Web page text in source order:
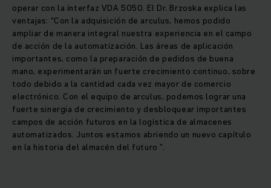
operar con la interfaz VDA 5050. El Dr. Brzoska explica las
ventajas: “Con la adquisición de arculus, hemos podido
ampliar de manera integral nuestra experiencia en el campo
de acción de la automatización. Las áreas de aplicación
importantes, como la preparación de pedidos de buena
mano, experimentarán un fuerte crecimiento continuo, sobre
todo debido a la cantidad cada vez mayor de comercio
electrónico. Con el equipo de arculus, podemos lograr una
fuerte sinergia de crecimiento y desbloquear importantes
campos de acción futuros en la logística de almacenes
automatizados. Juntos estamos abriendo un nuevo capítulo
en la historia del almacén del futuro ”.